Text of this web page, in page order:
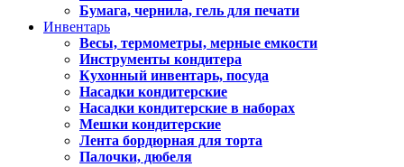
Бумага, чернила, гель для печати
Инвентарь
Весы, термометры, мерные емкости
Инструменты кондитера
Кухонный инвентарь, посуда
Насадки кондитерские
Насадки кондитерские в наборах
Мешки кондитерские
Лента бордюрная для торта
Палочки, дюбеля